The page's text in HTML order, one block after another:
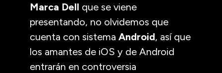
Marca Dell que se viene
presentando, no olvidemos que
cuenta con sistema Android, así que
los amantes de iOS y de Android
entrarán en controversia